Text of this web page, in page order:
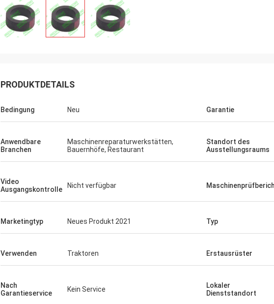
PRODUKTDETAILS
Bedingung Neu Garantie
Anwendbare
Branchen
Maschinenreparaturwerkstätten,
Bauernhöfe, Restaurant
Standort des
Ausstellungsraums
Video
Ausgangskontrolle
Nicht verfügbar
Marketingtyp Neues Produkt 2021 Typ
Verwenden Traktoren Erstausrüster
Nach
Garantieservice
Kein Service
Lokaler
Dienststandort